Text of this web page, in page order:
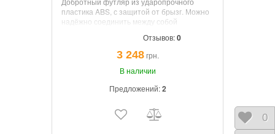
пластика ABS, с защитой от брызг. Можно
надёжно соединить между собой
внутреннего пространства в разных
вариантах. Ручка для переноски в
интересах экономии места утапливается в
углублении в крышке. Ручки эргономичной
вставки для удобного обращения с
Отзывов:0
3 248грн.
В наличии
Предложений:2
0